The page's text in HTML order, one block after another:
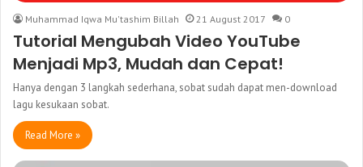
Muhammad Iqwa Mu'tashim Billah 21 August 2017 0
Tutorial Mengubah Video YouTube
Menjadi Mp3, Mudah dan Cepat!
Hanya dengan 3 langkah sederhana, sobat sudah dapat men-download
lagu kesukaan sobat.
Read More »